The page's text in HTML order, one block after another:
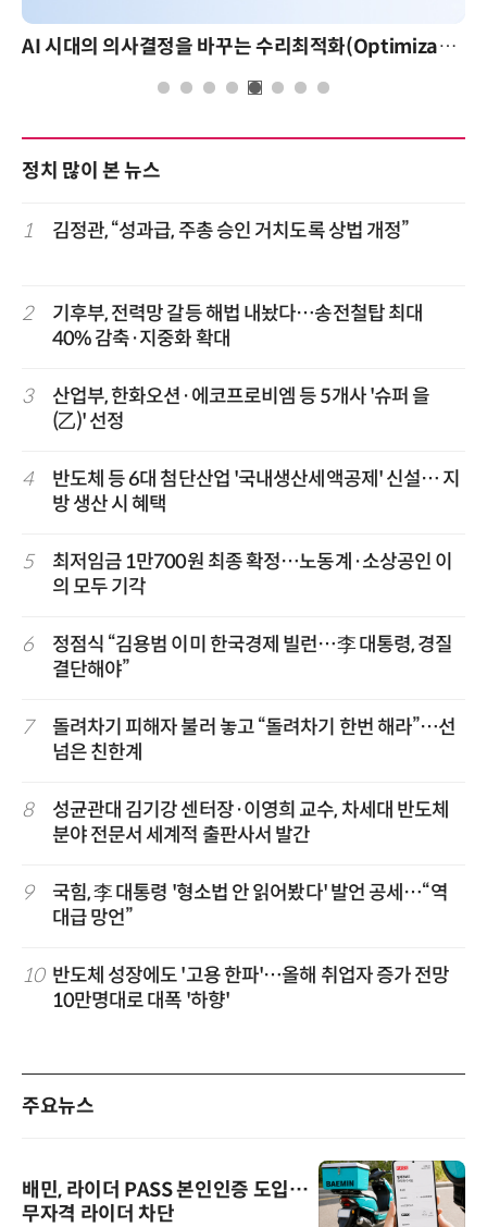
AI 시대의 의사결정을 바꾸는 수리최적화(Optimization): 실제 산업 적용 사례와 활용 전략
정치 많이 본 뉴스
1 김정관, “성과급, 주총 승인 거치도록 상법 개정”
2
기후부, 전력망 갈등 해법 내놨다…송전철탑 최대
40% 감축·지중화 확대
3
산업부, 한화오션·에코프로비엠 등 5개사 '슈퍼 을
(乙)' 선정
4
반도체 등 6대 첨단산업 '국내생산세액공제' 신설… 지
방 생산 시 혜택
5
최저임금 1만700원 최종 확정…노동계·소상공인 이
의 모두 기각
6
정점식 “김용범 이미 한국경제 빌런…李 대통령, 경질
결단해야”
7
돌려차기 피해자 불러 놓고 “돌려차기 한번 해라”…선
넘은 친한계
8
성균관대 김기강 센터장·이영희 교수, 차세대 반도체
분야 전문서 세계적 출판사서 발간
9
국힘, 李 대통령 '형소법 안 읽어봤다' 발언 공세…“역
대급 망언”
10 반도체 성장에도 '고용 한파'…올해 취업자 증가 전망
10만명대로 대폭 '하향'
주요뉴스
배민, 라이더 PASS 본인인증 도입…
무자격 라이더 차단